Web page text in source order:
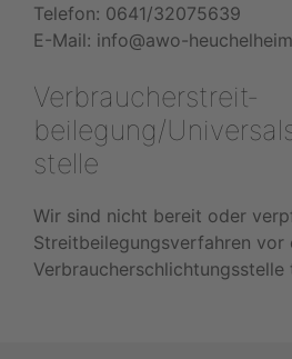
Telefon: 0641/32075639
E-Mail: info@awo-
Verbraucher­streit­
beilegung/
stelle
Wir sind nicht bereit oder
Streitbeilegungsverfahren vor
Verbraucherschlichtungsstelle